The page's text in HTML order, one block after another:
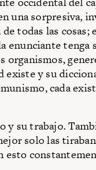
una sorpresiva,
todas las cosas;
enunciante tenga
organismos,
existe y su
cada
y su trabajo.
solo las
esto